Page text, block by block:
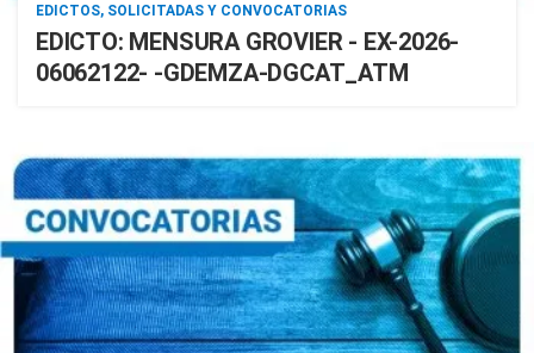
EDICTOS, SOLICITADAS Y CONVOCATORIAS
EDICTO: MENSURA GROVIER - EX-2026-
06062122- -GDEMZA-DGCAT_ATM